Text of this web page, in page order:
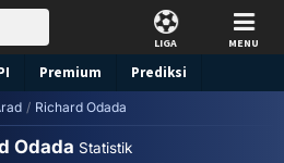
LIGA MENU
Premium Prediksi
/ Richard Odada
Odada Statistik